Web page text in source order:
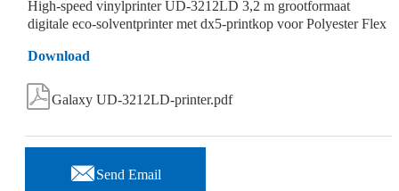
High-speed vinylprinter UD-3212LD 3,2 m grootformaat
digitale eco-solventprinter met dx5-printkop voor Polyester Flex
Download
Galaxy UD-3212LD-printer.pdf
Send Email